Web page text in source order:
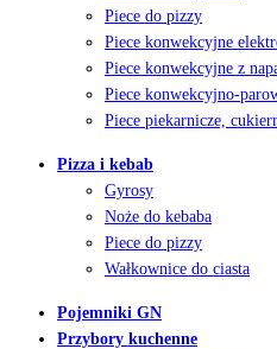
Piece do pizzy
Piece konwekcyjne
Piece konwekcyjne z
Piece konwekcyjno-
Piece piekarnicze,
Pizza i kebab
Gyrosy
Noże do kebaba
Piece do pizzy
Wałkownice do ciasta
Pojemniki GN
Przybory kuchenne